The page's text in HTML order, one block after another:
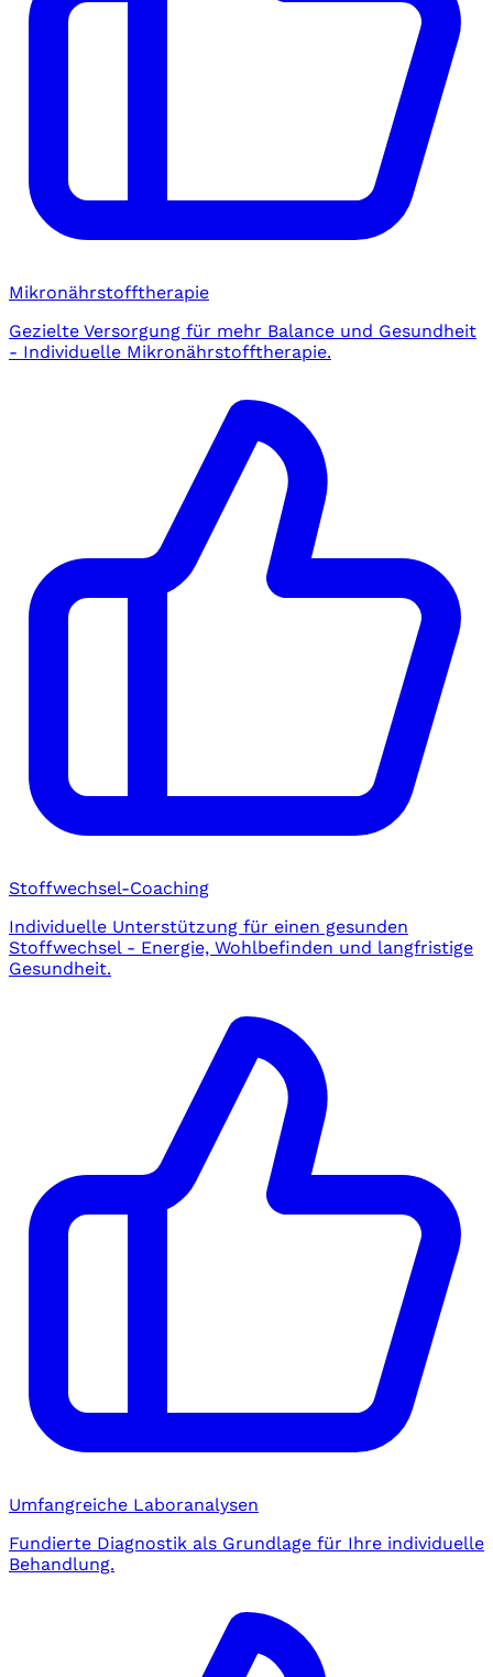
Mikronährstofftherapie
Gezielte Versorgung für mehr Balance und Gesundheit
- Individuelle Mikronährstofftherapie.
Stoffwechsel-Coaching
Individuelle Unterstützung für einen gesunden
Stoffwechsel - Energie, Wohlbefinden und langfristige
Gesundheit.
Umfangreiche Laboranalysen
Fundierte Diagnostik als Grundlage für Ihre individuelle
Behandlung.